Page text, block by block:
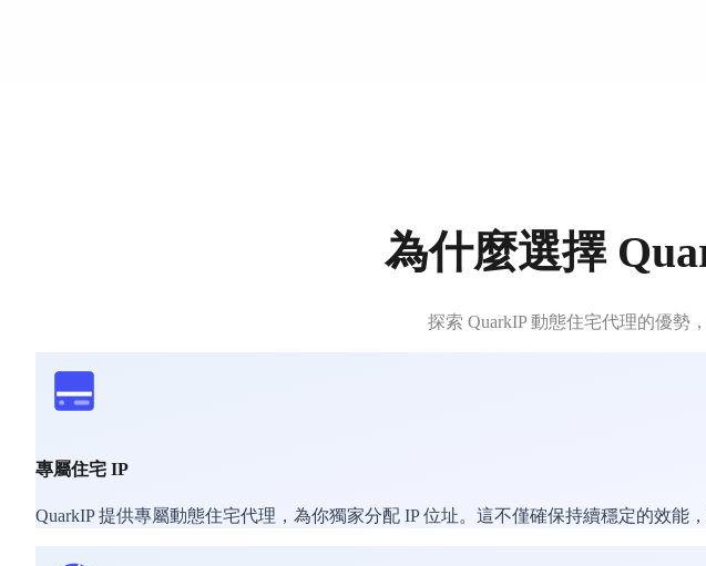
為什麼選擇
探索 QuarkIP 動態住宅代理的優勢
專屬住宅 IP
QuarkIP 提供專屬動態住宅代理，為你獨家分配 IP 位址。這不僅確保持續穩定的效能